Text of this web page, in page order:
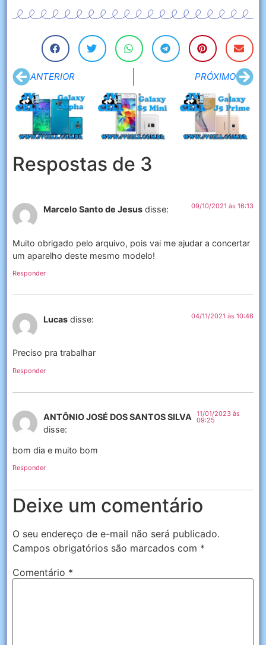
ANTERIOR PRÓXIMO
Respostas de 3
Marcelo Santo de Jesus disse: 09/10/2021 às 16:13
Muito obrigado pelo arquivo, pois vai me ajudar a concertar
um aparelho deste mesmo modelo!
Responder
Lucas disse: 04/11/2021 às 10:46
Preciso pra trabalhar
Responder
ANTÔNIO JOSÉ DOS SANTOS SILVA
disse:
11/01/2023 às
09:25
bom dia e muito bom
Responder
Deixe um comentário
O seu endereço de e-mail não será publicado.
Campos obrigatórios são marcados com *
Comentário *